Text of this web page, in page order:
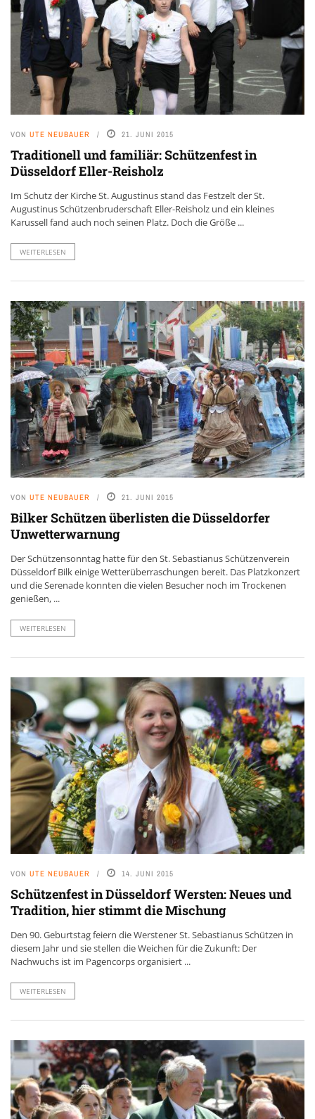
VON UTE NEUBAUER 21. JUNI 2015
Traditionell und familiär: Schützenfest in
Düsseldorf Eller-Reisholz
Im Schutz der Kirche St. Augustinus stand das Festzelt der St.
Augustinus Schützenbruderschaft Eller-Reisholz und ein kleines
Karussell fand auch noch seinen Platz. Doch die Größe ...
WEITERLESEN
VON UTE NEUBAUER 21. JUNI 2015
Bilker Schützen überlisten die Düsseldorfer
Unwetterwarnung
Der Schützensonntag hatte für den St. Sebastianus Schützenverein
Düsseldorf Bilk einige Wetterüberraschungen bereit. Das Platzkonzert
und die Serenade konnten die vielen Besucher noch im Trockenen
genießen, ...
WEITERLESEN
VON UTE NEUBAUER 14. JUNI 2015
Schützenfest in Düsseldorf Wersten: Neues und
Tradition, hier stimmt die Mischung
Den 90. Geburtstag feiern die Werstener St. Sebastianus Schützen in
diesem Jahr und sie stellen die Weichen für die Zukunft: Der
Nachwuchs ist im Pagencorps organisiert ...
WEITERLESEN